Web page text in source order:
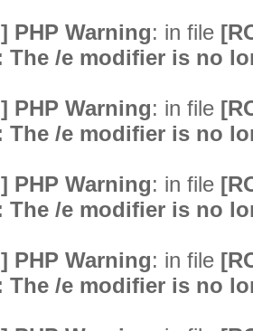
PHP Warning: in file
The /e modifier is no
PHP Warning: in file
The /e modifier is no
PHP Warning: in file
The /e modifier is no
PHP Warning: in file
The /e modifier is no